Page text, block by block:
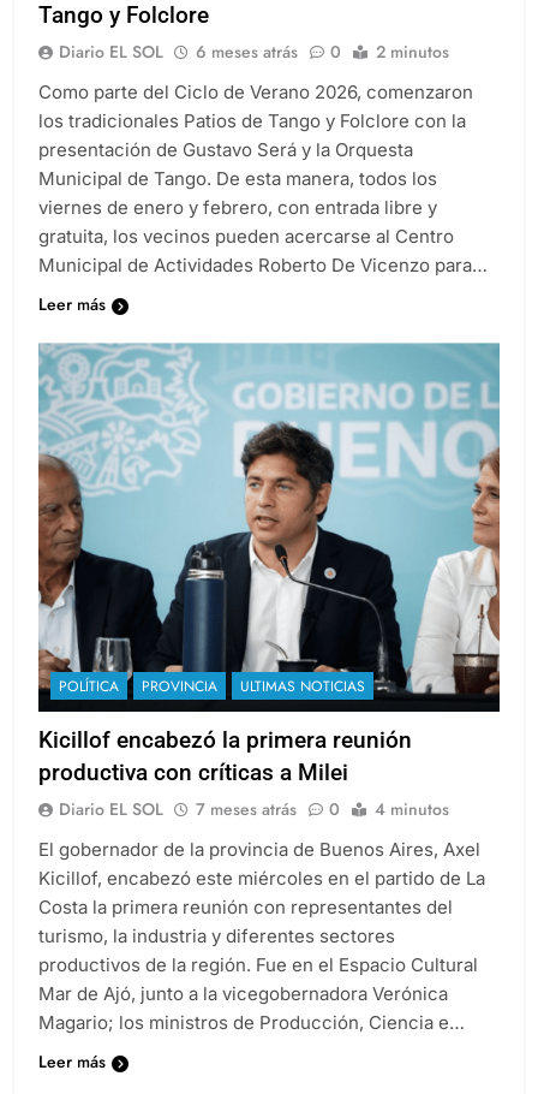
Tango y Folclore
Diario EL SOL 6 meses atrás 0 2 minutos
Como parte del Ciclo de Verano 2026, comenzaron
los tradicionales Patios de Tango y Folclore con la
presentación de Gustavo Será y la Orquesta
Municipal de Tango. De esta manera, todos los
viernes de enero y febrero, con entrada libre y
gratuita, los vecinos pueden acercarse al Centro
Municipal de Actividades Roberto De Vicenzo para…
Leer más
POLÍTICA PROVINCIA ULTIMAS NOTICIAS
Kicillof encabezó la primera reunión
productiva con críticas a Milei
Diario EL SOL 7 meses atrás 0 4 minutos
El gobernador de la provincia de Buenos Aires, Axel
Kicillof, encabezó este miércoles en el partido de La
Costa la primera reunión con representantes del
turismo, la industria y diferentes sectores
productivos de la región. Fue en el Espacio Cultural
Mar de Ajó, junto a la vicegobernadora Verónica
Magario; los ministros de Producción, Ciencia e…
Leer más